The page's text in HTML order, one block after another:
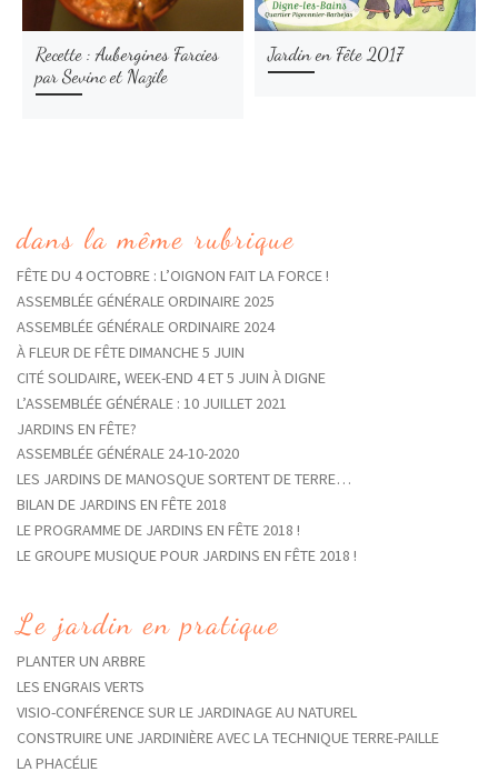
Recette : Aubergines Farcies
par Sevinc et Nazile
Jardin en Fête 2017
dans la même rubrique
FÊTE DU 4 OCTOBRE : L’OIGNON FAIT LA FORCE !
ASSEMBLÉE GÉNÉRALE ORDINAIRE 2025
ASSEMBLÉE GÉNÉRALE ORDINAIRE 2024
À FLEUR DE FÊTE DIMANCHE 5 JUIN
CITÉ SOLIDAIRE, WEEK-END 4 ET 5 JUIN À DIGNE
L’ASSEMBLÉE GÉNÉRALE : 10 JUILLET 2021
JARDINS EN FÊTE?
ASSEMBLÉE GÉNÉRALE 24-10-2020
LES JARDINS DE MANOSQUE SORTENT DE TERRE…
BILAN DE JARDINS EN FÊTE 2018
LE PROGRAMME DE JARDINS EN FÊTE 2018 !
LE GROUPE MUSIQUE POUR JARDINS EN FÊTE 2018 !
Le jardin en pratique
PLANTER UN ARBRE
LES ENGRAIS VERTS
VISIO-CONFÉRENCE SUR LE JARDINAGE AU NATUREL
CONSTRUIRE UNE JARDINIÈRE AVEC LA TECHNIQUE TERRE-PAILLE
LA PHACÉLIE